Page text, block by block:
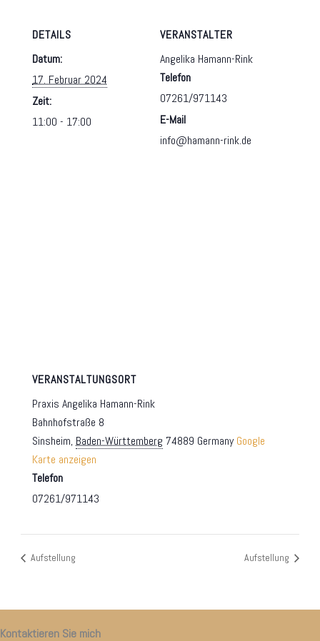
DETAILS
Datum:
17. Februar 2024
Zeit:
11:00 - 17:00
VERANSTALTER
Angelika Hamann-Rink
Telefon
07261/971143
E-Mail
info@hamann-rink.de
VERANSTALTUNGSORT
Praxis Angelika Hamann-Rink
Bahnhofstraße 8
Sinsheim, Baden-Württemberg 74889 Germany Google
Karte anzeigen
Telefon
07261/971143
Aufstellung Aufstellung
Kontaktieren Sie mich